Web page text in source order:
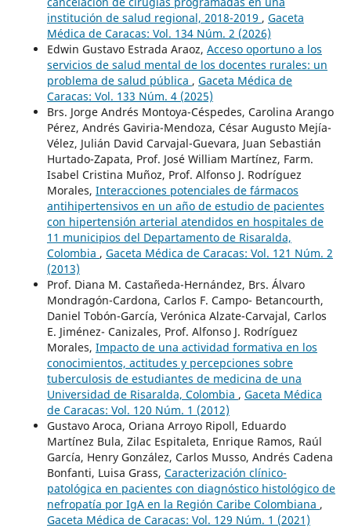
institución de salud regional, 2018-2019 , Gaceta
Médica de Caracas: Vol. 134 Núm. 2 (2026)
Edwin Gustavo Estrada Araoz, Acceso oportuno a los
servicios de salud mental de los docentes rurales: un
problema de salud pública , Gaceta Médica de
Caracas: Vol. 133 Núm. 4 (2025)
Brs. Jorge Andrés Montoya-Céspedes, Carolina Arango
Pérez, Andrés Gaviria-Mendoza, César Augusto Mejía-
Vélez, Julián David Carvajal-Guevara, Juan Sebastián
Hurtado-Zapata, Prof. José William Martínez, Farm.
Isabel Cristina Muñoz, Prof. Alfonso J. Rodríguez
Morales, Interacciones potenciales de fármacos
antihipertensivos en un año de estudio de pacientes
con hipertensión arterial atendidos en hospitales de
11 municipios del Departamento de Risaralda,
Colombia , Gaceta Médica de Caracas: Vol. 121 Núm. 2
(2013)
Prof. Diana M. Castañeda-Hernández, Brs. Álvaro
Mondragón-Cardona, Carlos F. Campo- Betancourth,
Daniel Tobón-García, Verónica Alzate-Carvajal, Carlos
E. Jiménez- Canizales, Prof. Alfonso J. Rodríguez
Morales, Impacto de una actividad formativa en los
conocimientos, actitudes y percepciones sobre
tuberculosis de estudiantes de medicina de una
Universidad de Risaralda, Colombia , Gaceta Médica
de Caracas: Vol. 120 Núm. 1 (2012)
Gustavo Aroca, Oriana Arroyo Ripoll, Eduardo
Martínez Bula, Zilac Espitaleta, Enrique Ramos, Raúl
García, Henry González, Carlos Musso, Andrés Cadena
Bonfanti, Luisa Grass, Caracterización clínico-
patológica en pacientes con diagnóstico histológico de
nefropatía por IgA en la Región Caribe Colombiana ,
Gaceta Médica de Caracas: Vol. 129 Núm. 1 (2021)